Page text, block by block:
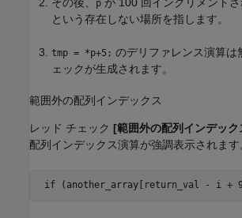
p
という存在しない場所を指します。
tmp = *p+5; のデリファレンス演算は
ェックが生成されます。
範囲外の配列インデックス
レッド チェック [範囲外の配列インデック
配列インデックス演算が強調表示されます
if (another_array[